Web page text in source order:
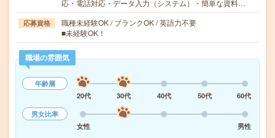
応・電話対応・データ入力（システム）・簡単な資料…
応募資格
職種未経験OK / ブランクOK / 英語力不要
■未経験OK！
職場の雰囲気
年齢層
20代
30代 40代 50代
60代
男女比率
女性
男性